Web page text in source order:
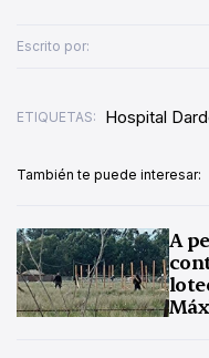
Escrito por:
ETIQUETAS: Hospital
También te puede interesar:
A